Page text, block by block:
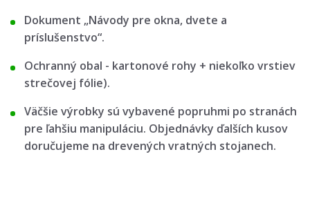
Dokument „Návody pre okna, dvete a
príslušenstvo“.
Ochranný obal - kartonové rohy + niekoľko vrstiev
strečovej fólie).
Väčšie výrobky sú vybavené popruhmi po stranách
pre ľahšiu manipuláciu. Objednávky ďalších kusov
doručujeme na drevených vratných stojanech.